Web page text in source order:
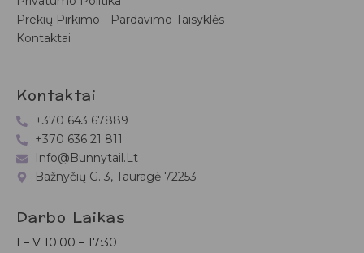
Prekių Pirkimo - Pardavimo Taisyklės
Kontaktai
Kontaktai
+370 643 67889
+370 636 21 811
Info@bunnytail.lt
Bažnyčių G. 3, Tauragė 72253
Darbo Laikas
I – V 10:00 – 17:30